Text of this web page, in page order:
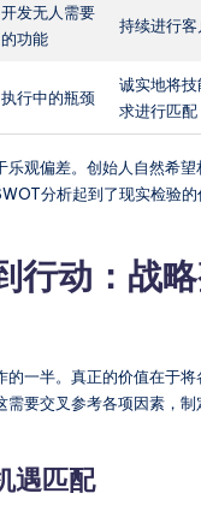
开发无人需要
的功能
持续进行客
执行中的瓶颈
诚实地将
求进行匹配
乐观偏差。创始人自然希望
分析起到了现实检验
行动：战
的一半。真正的价值在于
需要交叉参考各项因素，
遇匹配